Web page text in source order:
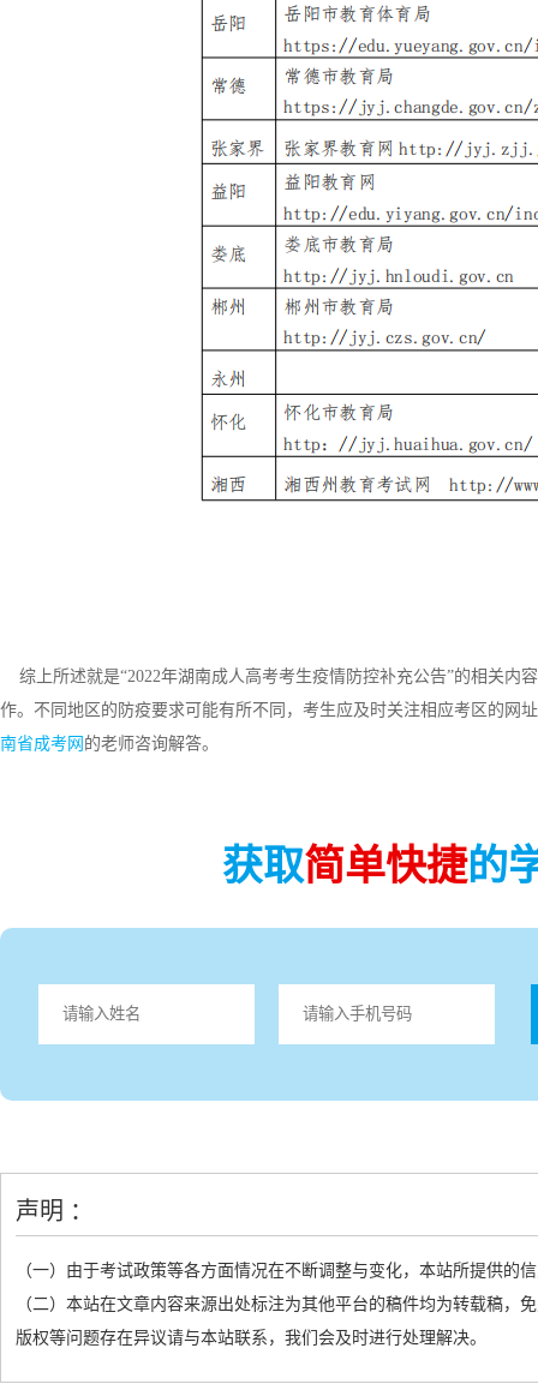
综上所述就是“2022年湖南成人高考考生疫情防控补充公告”的相关内
作。不同地区的防疫要求可能有所不同，考生应及时关注相应考区的网
南省成考网 的老师咨询解答。
获取简单快捷的
声明 ：
（一）由于考试政策等各方面情况在不断调整与变化，本站所提供的
（二）本站在文章内容来源出处标注为其他平台的稿件均为转载稿
版权等问题存在异议请与本站联系，我们会及时进行处理解决。